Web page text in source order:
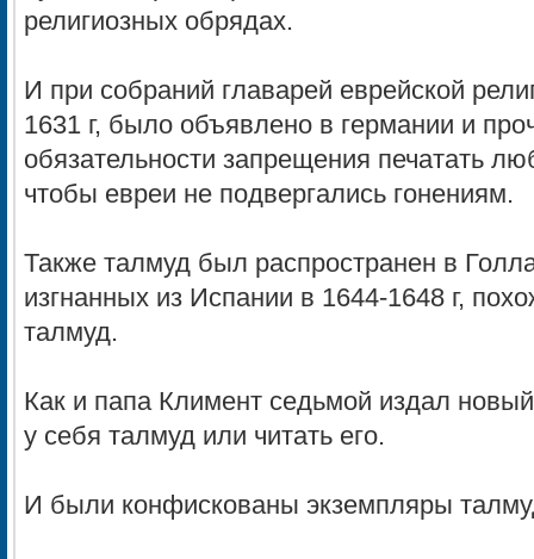
религиозных обрядах.
И при собраний главарей еврейской
1631 г, было объявлено в германии и
обязательности запрещения печатать
чтобы евреи не подвергались гонениям.
Также талмуд был распространен в
изгнанных из Испании в 1644-1648 г,
талмуд.
Как и папа Климент седьмой издал
у себя талмуд или читать его.
И были конфискованы экземпляры